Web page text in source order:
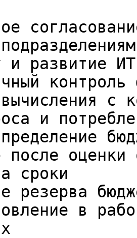
и развитие
контроль
с
и
после
сроки
резерва
в